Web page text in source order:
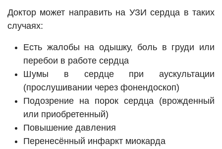
Доктор может направить на УЗИ сердца в таких
случаях:
Есть жалобы на одышку, боль в груди или
перебои в работе сердца
Шумы в сердце при аускультации
(прослушивании через фонендоскоп)
Подозрение на порок сердца (врожденный
или приобретенный)
Повышение давления
Перенесённый инфаркт миокарда